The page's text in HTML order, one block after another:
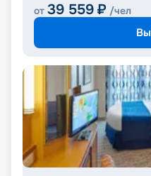
от 39 559 ₽ /чел